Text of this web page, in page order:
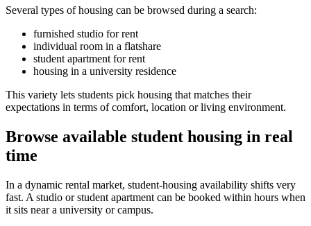
Several types of housing can be browsed during a search:
furnished studio for rent
individual room in a flatshare
student apartment for rent
housing in a university residence
This variety lets students pick housing that matches their
expectations in terms of comfort, location or living environment.
Browse available student housing in real
time
In a dynamic rental market, student-housing availability shifts very
fast. A studio or student apartment can be booked within hours when
it sits near a university or campus.